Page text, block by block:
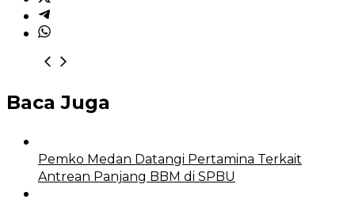
Baca Juga
Pemko Medan Datangi Pertamina Terkait
Antrean Panjang BBM di SPBU